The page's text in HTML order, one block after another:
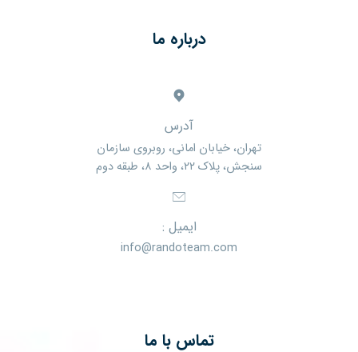
درباره ما
آدرس
تهران، خیابان امانی، روبروی سازمان
سنجش، پلاک ۲۲، واحد ۸، طبقه دوم
ایمیل :
info@randoteam.com
تماس با ما